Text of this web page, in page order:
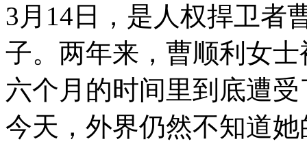
3月14日，是人权捍卫者
子。两年来，曹顺利女
六个月的时间里到底遭
今天，外界仍然不知道